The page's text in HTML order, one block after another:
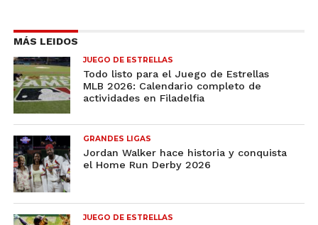
MÁS LEIDOS
JUEGO DE ESTRELLAS
Todo listo para el Juego de Estrellas
MLB 2026: Calendario completo de
actividades en Filadelfia
GRANDES LIGAS
Jordan Walker hace historia y conquista
el Home Run Derby 2026
JUEGO DE ESTRELLAS